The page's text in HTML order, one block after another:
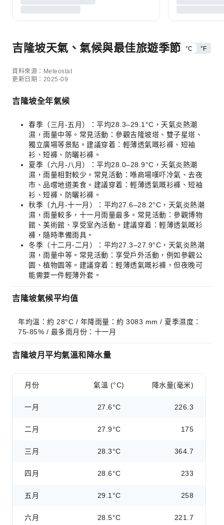
吉隆坡天氣、氣候與最佳旅遊季節 °C °F
資料來源：Meteostat
更新日期：2025-09
吉隆坡全年氣候
春季（三月-五月）：平均28.3–29.1°C，天氣炎熱潮
濕，雨量中等。常見活動：參觀吉隆坡塔、雙子星塔、
獨立廣場等景點。建議穿着：輕薄透氣嘅衫褲、短袖
衫、短褲、防曬衫褲。
夏季（六月-八月）：平均28.0–28.9°C，天氣炎熱潮
濕，雨量相對較少。常見活動：喺商場嘆吓冷氣、去夜
市、品嚐地道美食。建議穿着：輕薄透氣嘅衫褲、短袖
衫、短褲、防曬衫褲。
秋季（九月-十一月）：平均27.6–28.2°C，天氣炎熱潮
濕，雨量較多，十一月雨量最多。常見活動：參觀博物
館、美術館、享受室內活動。建議穿着：輕薄透氣嘅衫
褲，隨時準備雨具。
冬季（十二月-二月）：平均27.3–27.9°C，天氣炎熱潮
濕，雨量中等。常見活動：享受戶外活動，例如參觀公
園、植物園等。建議穿着：輕薄透氣嘅衫褲，但夜晚可
能需要一件輕薄外套。
吉隆坡氣候平均值
年均溫：約 28°C / 年降雨量：約 3083 mm / 夏季濕度：
75-85% / 最多雨月份：十一月
吉隆坡月平均氣溫和降水量
月份 氣溫 (°C) 降水量(毫米)
一月 27.6°C 226.3
二月 27.9°C 175
三月 28.3°C 364.7
四月 28.6°C 233
五月 29.1°C 258
六月 28.5°C 221.7